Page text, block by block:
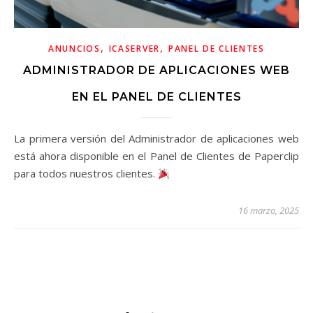
ANUNCIOS , ICASERVER, PANEL DE CLIENTES
ADMINISTRADOR DE APLICACIONES WEB
EN EL PANEL DE CLIENTES
La primera versión del Administrador de aplicaciones web
está ahora disponible en el Panel de Clientes de Paperclip
para todos nuestros clientes.
16 marzo, 2025